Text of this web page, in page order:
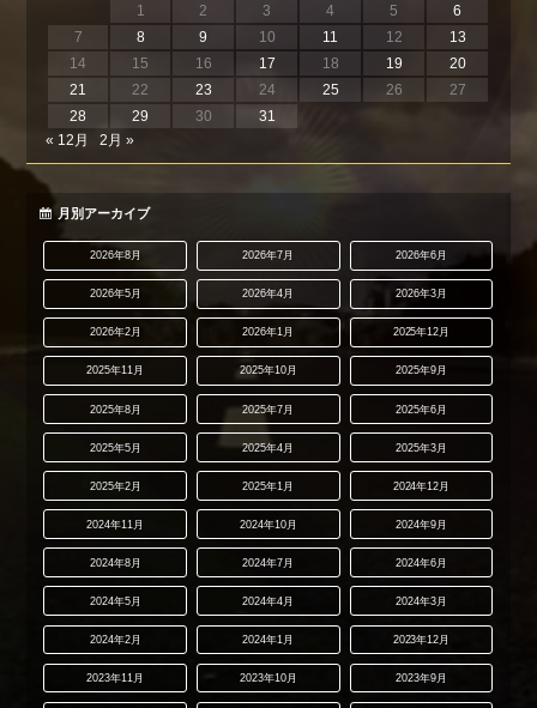
1 2 3 4 5
6
7
8 9 10 11 12
13
14
15 16 17 18 19
20
21
22 23 24 25 26
27
28
29 30
31
« 12月
2月 »
月別アーカイブ
2026年8月 2026年7月 2026年6月
2026年5月 2026年4月 2026年3月
2026年2月 2026年1月 2025年12月
2025年11月 2025年10月 2025年9月
2025年8月 2025年7月 2025年6月
2025年5月 2025年4月 2025年3月
2025年2月 2025年1月 2024年12月
2024年11月 2024年10月 2024年9月
2024年8月 2024年7月 2024年6月
2024年5月 2024年4月 2024年3月
2024年2月 2024年1月 2023年12月
2023年11月 2023年10月 2023年9月